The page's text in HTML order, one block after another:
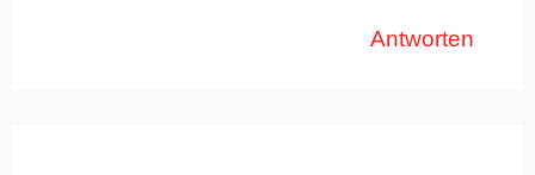
Antworten